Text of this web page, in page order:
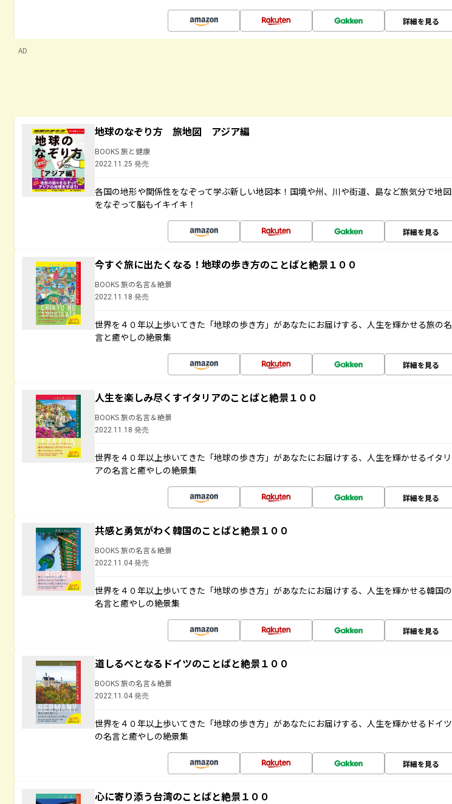
詳細を見る
AD
地球のなぞり方 旅地図 アジア編
BOOKS 旅と健康
2022.11.25 発売
各国の地形や関係性をなぞって学ぶ新しい地図本！国境や州、川や街道、島など旅気分で地図
をなぞって脳もイキイキ！
詳細を見る
今すぐ旅に出たくなる！地球の歩き方のことばと絶景１００
BOOKS 旅の名言＆絶景
2022.11.18 発売
世界を４０年以上歩いてきた「地球の歩き方」があなたにお届けする、人生を輝かせる旅の名
言と癒やしの絶景集
詳細を見る
人生を楽しみ尽くすイタリアのことばと絶景１００
BOOKS 旅の名言＆絶景
2022.11.18 発売
世界を４０年以上歩いてきた「地球の歩き方」があなたにお届けする、人生を輝かせるイタリ
アの名言と癒やしの絶景集
詳細を見る
共感と勇気がわく韓国のことばと絶景１００
BOOKS 旅の名言＆絶景
2022.11.04 発売
世界を４０年以上歩いてきた「地球の歩き方」があなたにお届けする、人生を輝かせる韓国の
名言と癒やしの絶景集
詳細を見る
道しるべとなるドイツのことばと絶景１００
BOOKS 旅の名言＆絶景
2022.11.04 発売
世界を４０年以上歩いてきた「地球の歩き方」があなたにお届けする、人生を輝かせるドイツ
の名言と癒やしの絶景集
詳細を見る
心に寄り添う台湾のことばと絶景１００